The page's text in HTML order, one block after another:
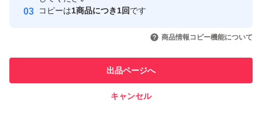
引を完了させた実績があります
での取引実績があります
コピーは1商品につき1回です
商品情報コピー機能について
出品ページへ
キャンセル